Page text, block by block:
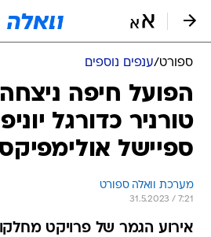
ספורט/ענפים נוספים
הפועל חיפה
טורניר כדורגל
ספיישל אולימפיקס
מערכת וואלה ספורט
31.5.2023 / 7:21
אירוע הגמר של פרויקט